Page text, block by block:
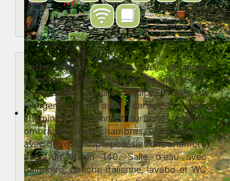
Cette maison destinée aux vacances
comprend: Une pièce de vie de 35m2,
comprenant cuisine équipée, salle à
manger, salon avec canapé-lit, coin
cheminée, et donnant sur une terrasse
ombragée. Deux chambres, une chambre
avec deux lits superposés et une chambre
avec un lit en 140. Salle d'eau avec
baignoire, douche italienne, lavabo et WC